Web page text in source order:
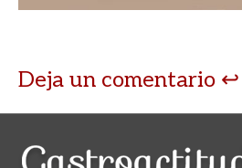
Deja un comentario